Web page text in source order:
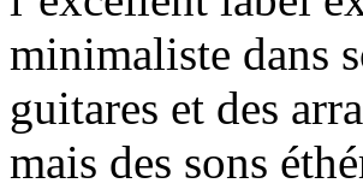
minimaliste dans
guitares et des
mais des sons